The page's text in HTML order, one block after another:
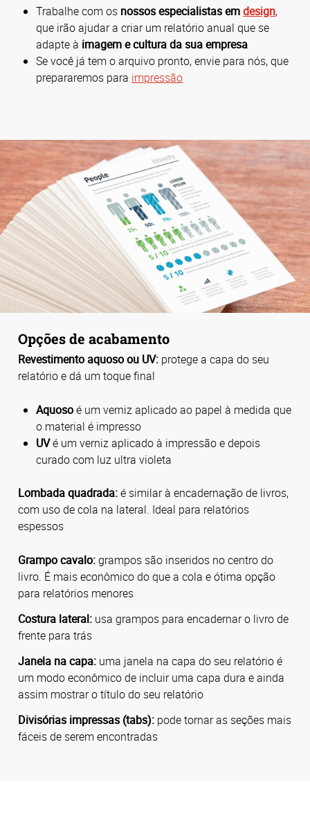
Trabalhe com os nossos especialistas emdesign,
que irão ajudar a criar um relatório anual que se
adapte à imagem e cultura da sua empresa
Se você já tem o arquivo pronto, envie para nós, que
prepararemos para impressão
Opções de acabamento
Revestimento aquoso ou UV: protege a capa do seu
relatório e dá um toque final
Aquosoé um verniz aplicado ao papel à medida que
o material é impresso
UVé um verniz aplicado à impressão e depois
curado com luz ultra violeta
Lombada quadrada:é similar à encadernação de livros,
com uso de cola na lateral. Ideal para relatórios
espessos
Grampo cavalo:grampos são inseridos no centro do
livro. É mais econômico do que a cola e ótima opção
para relatórios menores
Costura lateral: usa grampos para encadernar o livro de
frente para trás
Janela na capa: uma janela na capa do seu relatório é
um modo econômico de incluir uma capa dura e ainda
assim mostrar o título do seu relatório
Divisórias impressas (tabs): pode tornar as seções mais
fáceis de serem encontradas